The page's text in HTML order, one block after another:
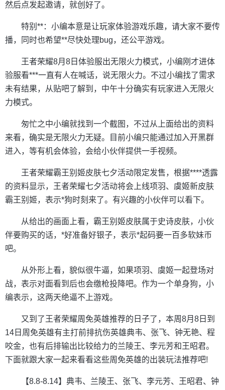
然后点发起邀请，就创好了。
特别**：小编本意是让玩家体验游戏乐趣，请大家不要传
播，同时也希望**尽快处理bug，还公平游戏。
王者荣耀8月8日体验服出无限火力模式，小编刚才进体
验服看***一直有人在喊话，说无限火力。不过小编找了需求
未有结果，从贴吧了解到，中午十分确实有玩家进入无限火
力模式。
匆忙之中小编就找到一个截图，不过从上面给出的资料
来看，确实是无限火力无疑。目前小编只能通过加入开黑群
进入，等有机会体验，会给小伙伴提供一手视频。
王者荣耀霸王别姬皮肤七夕活动限定发售，根据****透露
的资料显示，王者荣耀七夕活动将会上线项羽、虞姬新皮肤
霸王别姬，表示*狗时刻来了。有兴趣的小伙伴可以看下。
从给出的画面上看，霸王别姬皮肤属于史诗皮肤，小伙
伴要购买的话，*好准备好银子，表示*起码要一百多软妹币
吧。
从外形上看，貌似很牛逼，如果项羽、虞姬一起登场对
战，表示对面看到后也会缴枪投降吧。作为一个单身狗，小
编表示，这两天绝逼不上游戏。
又到了王者荣耀周免英雄推荐的日子了，本周8月8日到
14日周免英雄有主打前排抗伤英雄典韦、张飞、钟无艳、程
咬金，也有后排输出比较给力的兰陵王、李元芳和王昭君。
下面就跟大家一起来看看这些周免英雄的出装玩法推荐吧!
【8.8-8.14】典韦、兰陵王、张飞、李元芳、王昭君、钟